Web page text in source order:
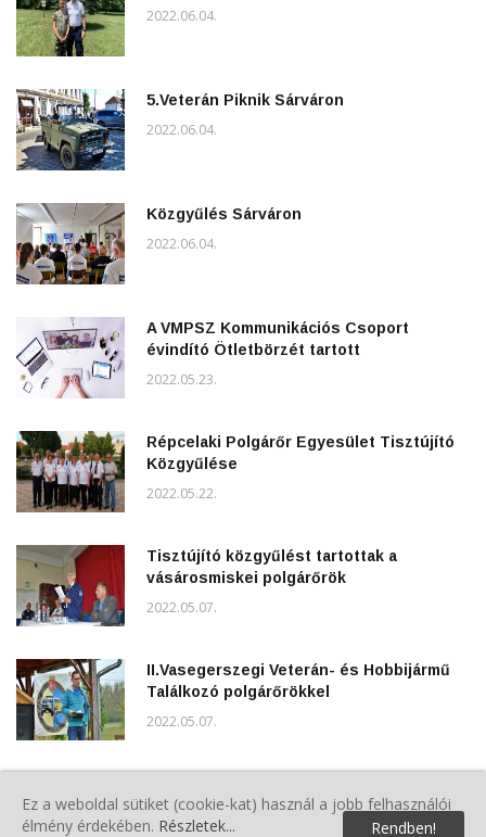
2022.06.04.
5.Veterán Piknik Sárváron
2022.06.04.
Közgyűlés Sárváron
2022.06.04.
A VMPSZ Kommunikációs Csoport
évindító Ötletbörzét tartott
2022.05.23.
Répcelaki Polgárőr Egyesület Tisztújító
Közgyűlése
2022.05.22.
Tisztújító közgyűlést tartottak a
vásárosmiskei polgárőrök
2022.05.07.
II.Vasegerszegi Veterán- és Hobbijármű
Találkozó polgárőrökkel
2022.05.07.
2022.05.02.
Ez a weboldal sütiket (cookie-kat) használ a jobb felhasználói
élmény érdekében. Részletek... Rendben!